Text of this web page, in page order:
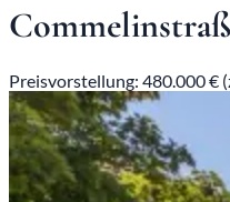
Preisvorstellung: 480.000 €